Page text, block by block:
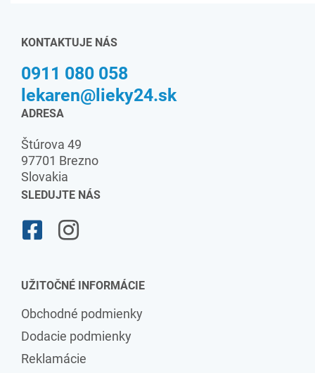
KONTAKTUJE NÁS
0911 080 058
lekaren@lieky24.sk
ADRESA
Štúrova 49
97701 Brezno
Slovakia
SLEDUJTE NÁS
UŽITOČNÉ INFORMÁCIE
Obchodné podmienky
Dodacie podmienky
Reklamácie